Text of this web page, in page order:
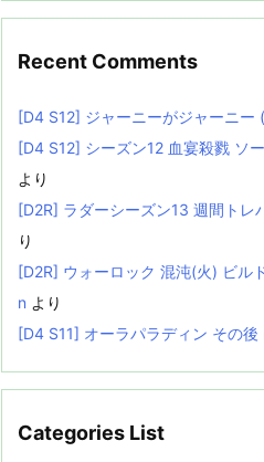
Recent Comments
[D4 S12] ジャーニーがジャーニー
[D4 S12] シーズン12 血宴殺戮 ソ
より
[D2R] ラダーシーズン13 週間ト
り
[D2R] ウォーロック 混沌(火) ビル
n より
[D4 S11] オーラパラディン その後
Categories List